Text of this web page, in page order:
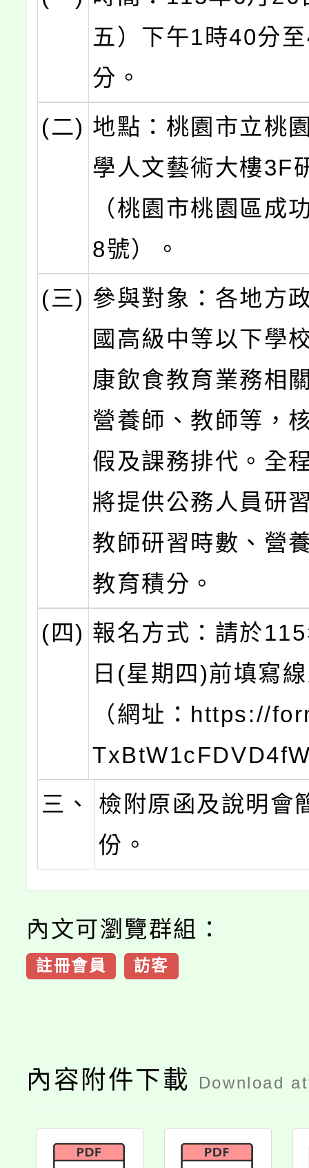
五）下午1時40分
分。
(二) 地點：桃園市立桃
學人文藝術大樓3F
（桃園市桃園區成
8號）。
(三) 參與對象：各地方
國高級中等以下學
康飲食教育業務相
營養師、教師等，
假及課務排代。全
將提供公務人員研
教師研習時數、營
教育積分。
(四) 報名方式：請於
日(星期四)前填寫
（網址：https://
三、
檢附原函及說明會
份。
內文可瀏覽群組：
註冊會員 訪客
內容附件下載 Download